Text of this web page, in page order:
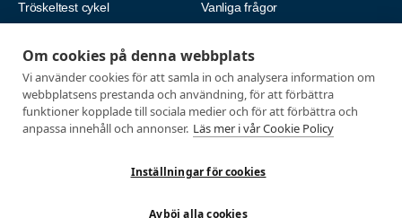
Om cookies på denna webbplats
Vi använder cookies för att samla in och analysera information om
webbplatsens prestanda och användning, för att förbättra
funktioner kopplade till sociala medier och för att förbättra och
anpassa innehåll och annonser. Läs mer i vår Cookie Policy
Inställningar för cookies
Avböj alla cookies
Tröskeltest cykel
Tröskeltest skidor
Tröskeltest triathlon (cykel +
löpning)
Tröskeltest + VO2max
Vanliga frågor
© 2026
Integritetspolicy